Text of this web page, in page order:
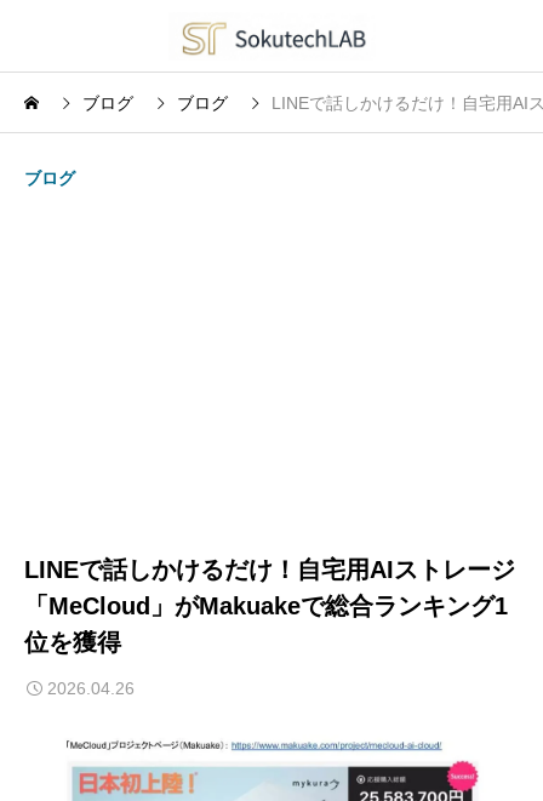
ブログ ブログ LINEで話しかけるだけ！自宅用AI
ブログ
LINEで話しかけるだけ！自宅用AIストレージ
「MeCloud」がMakuakeで総合ランキング1
位を獲得
2026.04.26